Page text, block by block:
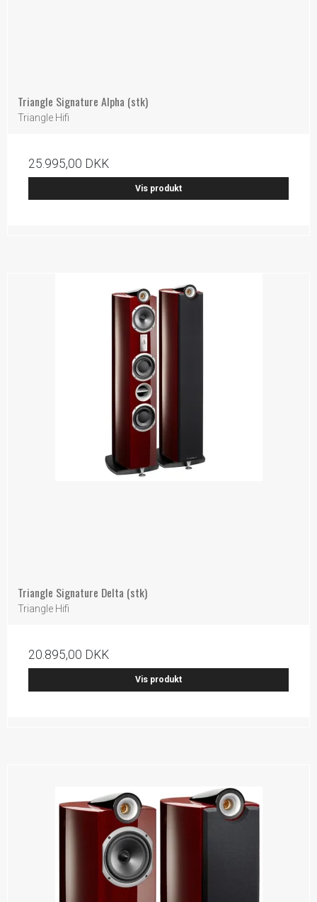
Triangle Signature Alpha (stk)
Triangle Hifi
25.995,00 DKK
Vis produkt
Triangle Signature Delta (stk)
Triangle Hifi
20.895,00 DKK
Vis produkt